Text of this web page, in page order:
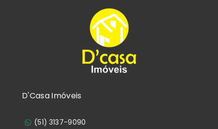
D'Casa Imóveis
(51) 3137-9090